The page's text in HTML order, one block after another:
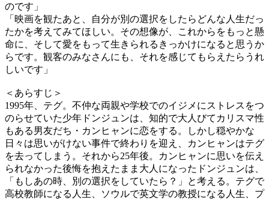
のです」
「映画を観たあと、自分が別の選択をしたらどんな人生だっ
たかを考えてみてほしい。その想像が、これからをもっと懸
命に、そして愛をもって生きられるきっかけになると思うか
らです。観客のみなさんにも、それを感じてもらえたらうれ
しいです」
＜あらすじ＞
1995年、テグ。不仲な両親や学校でのイジメにストレスをつ
のらせていた少年ドンジュンは、知的で大人びてカリスマ性
もある男友だち・カンヒャンに恋をする。しかし穏やかな
日々は思いがけない事件で終わりを迎え、カンヒャンはテグ
を去ってしまう。それから25年後。カンヒャンに思いを伝え
られなかった後悔を抱えたまま大人になったドンジュンは、
「もしあの時、別の選択をしていたら？」と考える。テグで
高校教師になる人生、ソウルで英文学の教授になる人生、プ